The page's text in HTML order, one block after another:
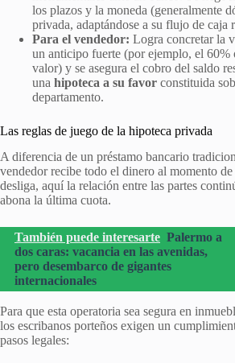
los plazos y la moneda (generalmente
privada, adaptándose a su flujo de caja
Para el vendedor: Logra concretar la
un anticipo fuerte (por ejemplo, el 60%
valor) y se asegura el cobro del saldo
una hipoteca a su favor constituida
departamento.
Las reglas de juego de la hipoteca privada
A diferencia de un préstamo bancario
vendedor recibe todo el dinero al momento
desliga, aquí la relación entre las partes
abona la última cuota.
También puede interesarte Palermo a
dos caras: vacancia en las avenidas,
pero desembarco de gigantes
internacionales
Para que esta operatoria sea segura en
los escribanos porteños exigen un
pasos legales: